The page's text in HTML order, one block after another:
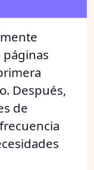
Después,
de